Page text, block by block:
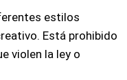
estilos
Está prohibido
violen la ley o